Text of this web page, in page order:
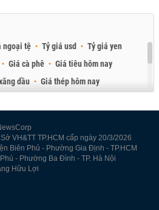
ngoại tệ Tỷ giá usd
Tỷ giá yen
Giá cà phê
Giá tiêu hôm nay
dầu
Giá thép hôm nay
VH&TT TP.HCM cấp ngày 20/3/2026
Biên Phủ - Phường Gia Định - TP.HCM
- Phường Ba Đình - TP. Hà Nội
Hữu Lợi